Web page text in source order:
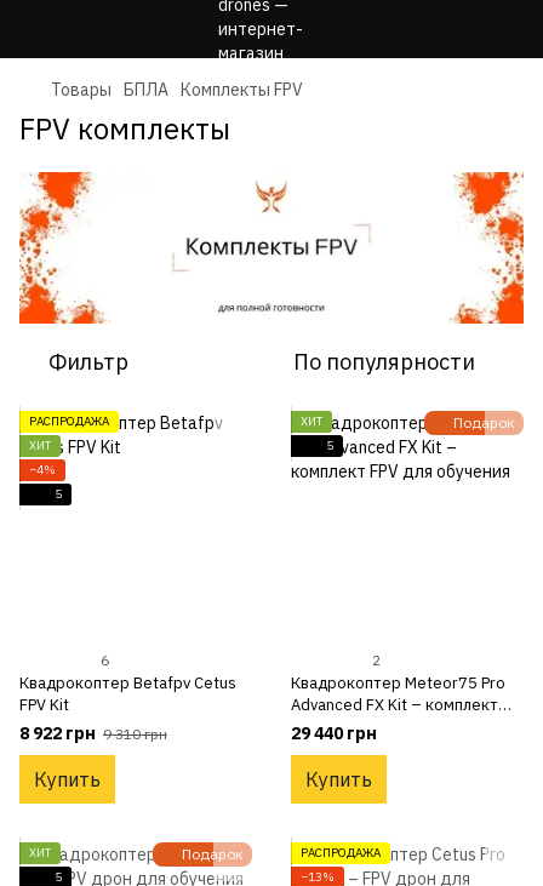
Товары БПЛА Комплекты FPV
FPV комплекты
Фильтр По популярности
РАСПРОДАЖА
ХИТ
−4%
5
6
Квадрокоптер Betafpv Cetus
FPV Kit
8 922 грн 9 310 грн
Купить
Подарок
ХИТ
5
2
Квадрокоптер Meteor75 Pro
Advanced FX Kit – комплект
FPV для обучения
29 440 грн
Купить
Подарок
ХИТ
5
РАСПРОДАЖА
−13%